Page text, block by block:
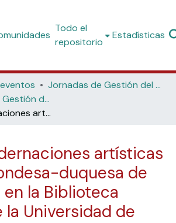
Todo el
repositorio
Estadísticas
Jornadas de Gestión del Patrimonio Bibliográfico
3ª Jornadas de Gestión del Patrimonio Bibliográfico (Universitat de València, 2022)
Las encuadernaciones artísticas de la XV condesa-duquesa de Benavente en la Biblioteca General de la Universidad de Zaragoza
artísticas
duquesa de
la Biblioteca
la Universidad de